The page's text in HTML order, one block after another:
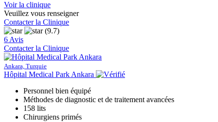
Voir la clinique
Veuillez vous renseigner
Contacter la Clinique
(9.7)
6 Avis
Contacter la Clinique
Ankara, Turquie
Hôpital Medical Park Ankara
Personnel bien équipé
Méthodes de diagnostic et de traitement avancées
158 lits
Chirurgiens primés